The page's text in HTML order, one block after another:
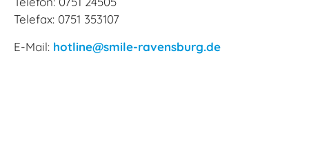
Telefax: 0751 353107
E-Mail: hotline@smile-ravensburg.de